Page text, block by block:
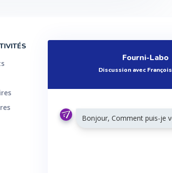
Réalisations
Tutoriels
Fourni-Labo
Discussion avec
Bonjour, Comment puis-je